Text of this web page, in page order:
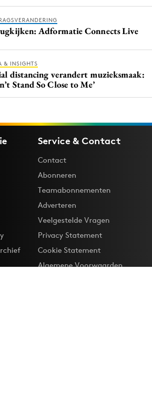
Adformatie Connects Live
& INSIGHTS
distancing verandert muzieksmaak:
Stand So Close to Me’
Service & Contact
Contact
Abonneren
Teamabonnementen
Adverteren
Veelgestelde Vragen
Privacy Statement
Cookie Statement
Algemene Voorwaarden